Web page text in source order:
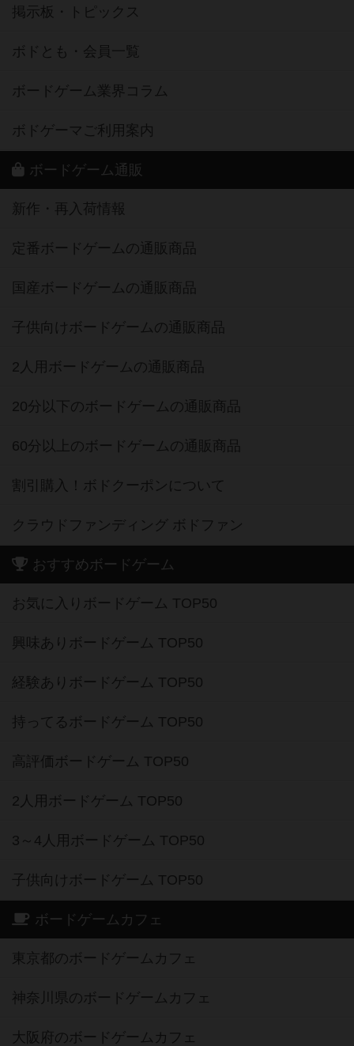
掲示板・トピックス
ボドとも・会員一覧
ボードゲーム業界コラム
ボドゲーマご利用案内
ボードゲーム通販
新作・再入荷情報
定番ボードゲームの通販商品
国産ボードゲームの通販商品
子供向けボードゲームの通販商品
2人用ボードゲームの通販商品
20分以下のボードゲームの通販商品
60分以上のボードゲームの通販商品
割引購入！ボドクーポンについて
クラウドファンディング ボドファン
おすすめボードゲーム
お気に入りボードゲーム TOP50
興味ありボードゲーム TOP50
経験ありボードゲーム TOP50
持ってるボードゲーム TOP50
高評価ボードゲーム TOP50
2人用ボードゲーム TOP50
3～4人用ボードゲーム TOP50
子供向けボードゲーム TOP50
ボードゲームカフェ
東京都のボードゲームカフェ
神奈川県のボードゲームカフェ
大阪府のボードゲームカフェ